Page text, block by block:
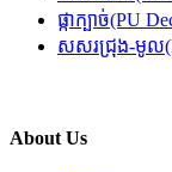
ផ្កាក្បាច់(PU
សសរជ្រុង-មូល
About Us